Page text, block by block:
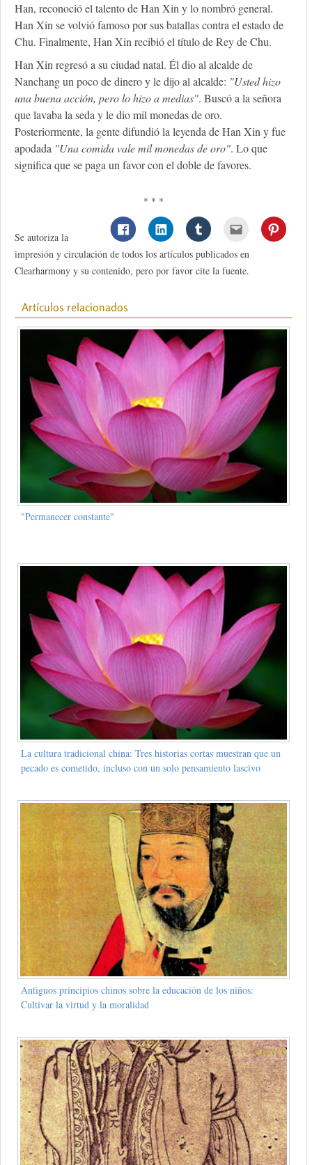
Han, reconoció el talento de Han Xin y lo nombró general.
Han Xin se volvió famoso por sus batallas contra el estado de
Chu. Finalmente, Han Xin recibió el título de Rey de Chu.
Han Xin regresó a su ciudad natal. Él dio al alcalde de
Nanchang un poco de dinero y le dijo al alcalde: "Usted hizo
una buena acción, pero lo hizo a medias". Buscó a la señora
que lavaba la seda y le dio mil monedas de oro.
Posteriormente, la gente difundió la leyenda de Han Xin y fue
apodada "Una comida vale mil monedas de oro". Lo que
significa que se paga un favor con el doble de favores.
* * *
Se autoriza la
impresión y circulación de todos los artículos publicados en
Clearharmony y su contenido, pero por favor cite la fuente.
Artículos relacionados
"Permanecer constante"
La cultura tradicional china: Tres historias cortas muestran que un
pecado es cometido, incluso con un solo pensamiento lascivo
Antiguos principios chinos sobre la educación de los niños:
Cultivar la virtud y la moralidad